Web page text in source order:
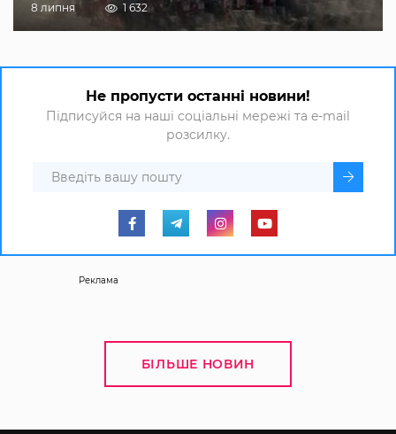
8 липня 1 632
Не пропусти останні новини!
Підписуйся на наші соціальні мережі та e-mail
розсилку.
Реклама
БІЛЬШЕ НОВИН